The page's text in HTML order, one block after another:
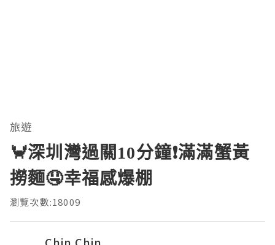
旅遊
🦀深圳灣過關10分鐘❗滿滿蟹黃
撈麵🤤幸福感爆棚
瀏覽次數:18009
Chin Chin